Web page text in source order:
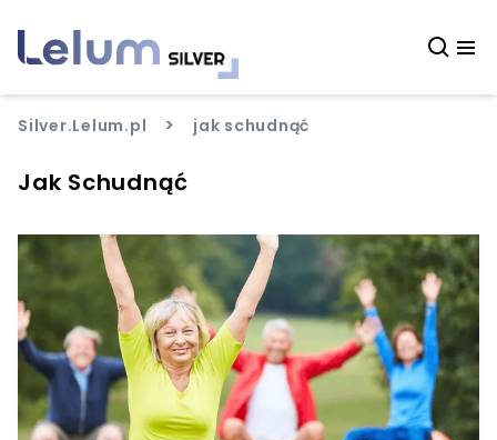
Silver.Lelum.pl > jak schudnąć
Jak Schudnąć